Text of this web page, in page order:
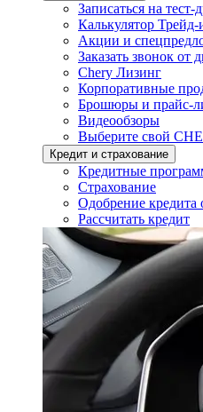
Записаться на тест-
Калькулятор Трейд-
Акции и
Заказать звонок от
Chery Лизинг
Корпоративные
Брошюры и прайс-
Видеообзоры
Выберите свой
Кредит и страхование
Кредитные
Страхование
Одобрение кредита
Рассчитать кредит